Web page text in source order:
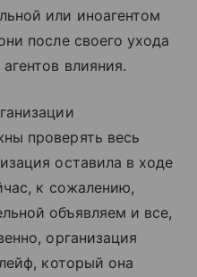
или иноагентом
после своего ухода
влияния.
проверять весь
оставила в ходе
к сожалению,
объявляем и все,
организация
который она